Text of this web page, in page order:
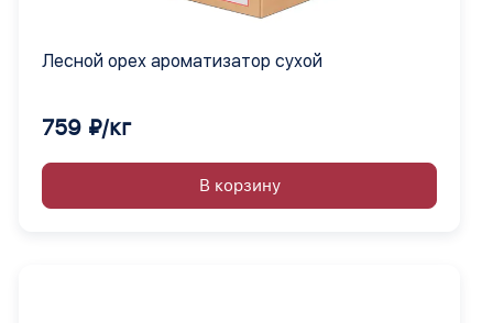
Лесной орех ароматизатор сухой
759 ₽/кг
В корзину